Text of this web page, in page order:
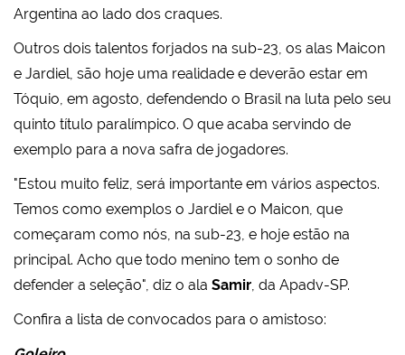
Argentina ao lado dos craques.
Outros dois talentos forjados na sub-23, os alas Maicon
e Jardiel, são hoje uma realidade e deverão estar em
Tóquio, em agosto, defendendo o Brasil na luta pelo seu
quinto título paralímpico. O que acaba servindo de
exemplo para a nova safra de jogadores.
"Estou muito feliz, será importante em vários aspectos.
Temos como exemplos o Jardiel e o Maicon, que
começaram como nós, na sub-23, e hoje estão na
principal. Acho que todo menino tem o sonho de
defender a seleção", diz o ala Samir, da Apadv-SP.
Confira a lista de convocados para o amistoso: